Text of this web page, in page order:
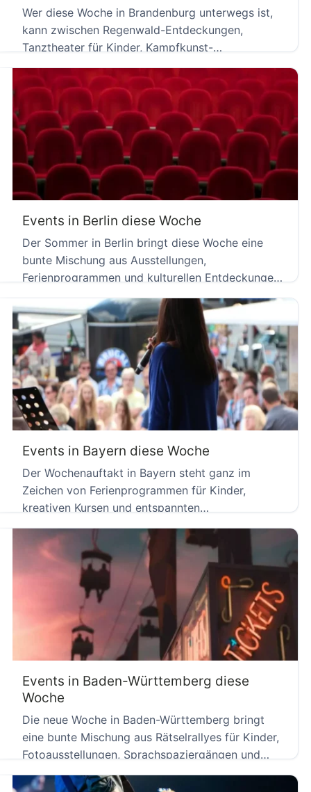
Wer diese Woche in Brandenburg unterwegs ist,
kann zwischen Regenwald-Entdeckungen,
Tanztheater für Kinder, Kampfkunst-
Weltmeisterschaft und einer Feuershow im […]
Events in Berlin diese Woche
Der Sommer in Berlin bringt diese Woche eine
bunte Mischung aus Ausstellungen,
Ferienprogrammen und kulturellen Entdeckungen.
Von der […]
Events in Bayern diese Woche
Der Wochenauftakt in Bayern steht ganz im
Zeichen von Ferienprogrammen für Kinder,
kreativen Kursen und entspannten
Genussabenden. Von […]
Events in Baden-Württemberg diese
Woche
Die neue Woche in Baden-Württemberg bringt
eine bunte Mischung aus Rätselrallyes für Kinder,
Fotoausstellungen, Sprachspaziergängen und
Ausflugszielen mit […]